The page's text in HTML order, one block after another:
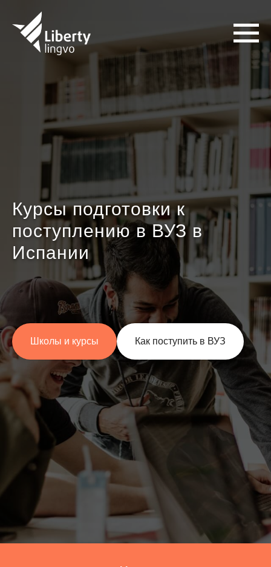
Курсы подготовки к
поступлению в ВУЗ в
Испании
Школы и курсы Как поступить в ВУЗ